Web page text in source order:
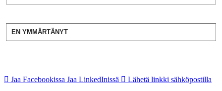
EN YMMÄRTÄNYT
Jaa Facebookissa Jaa LinkedInissä Lähetä linkki sähköpostilla